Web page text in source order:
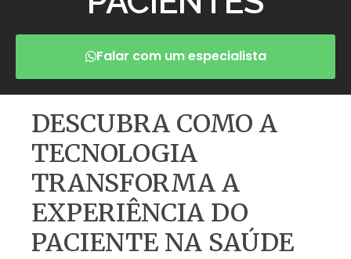
Falar com um especialista
DESCUBRA COMO A
TECNOLOGIA
TRANSFORMA A
EXPERIÊNCIA DO
PACIENTE NA SAÚDE